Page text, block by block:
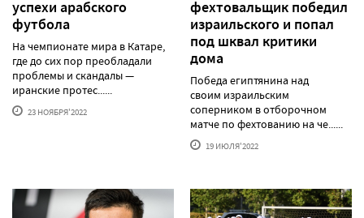
успехи арабского
футбола
На чемпионате мира в Катаре,
где до сих пор преобладали
проблемы и скандалы —
иранские протес......
23 НОЯБРЯ'2022
фехтовальщик победил
израильского и попал
под шквал критики
дома
Победа египтянина над
своим израильским
соперником в отборочном
матче по фехтованию на че......
19 ИЮЛЯ'2022